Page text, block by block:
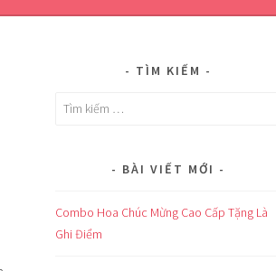
TÌM KIẾM
Tìm
BÀI VIẾT MỚI
Combo Hoa Chúc Mừng Cao Cấp Tặng Là
Ghi Điểm